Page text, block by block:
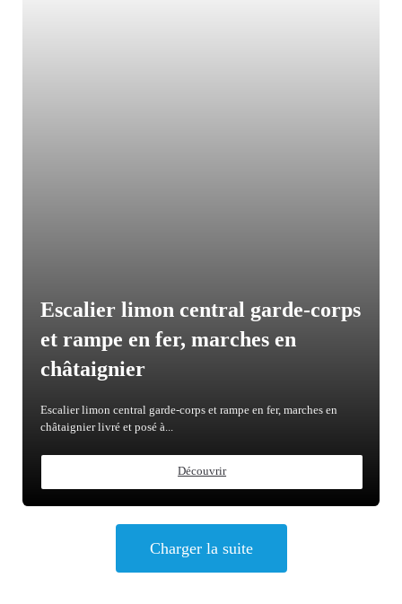
Escalier limon central garde-corps
et rampe en fer, marches en
châtaignier
Escalier limon central garde-corps et rampe en fer, marches en
châtaignier livré et posé à...
Découvrir
Charger la suite